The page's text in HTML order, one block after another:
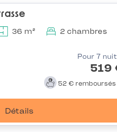
36 m² 2 chambres
Pour 7
519
52 € remboursés
Détails